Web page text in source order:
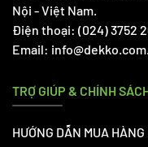
Nội - Việt Nam.
Điện thoại: (024) 3752
Email:
TRỢ GIÚP & CHÍNH
HƯỚNG DẪN MUA HÀNG